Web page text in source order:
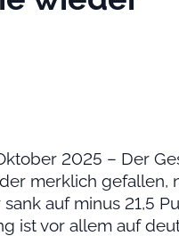
2025 – Der
merklich gefallen,
auf minus 21,5
ist vor allem auf